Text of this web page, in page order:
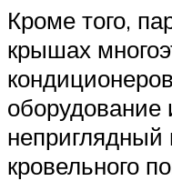
Кроме того,
крышах
оборудование
неприглядный
кровельного